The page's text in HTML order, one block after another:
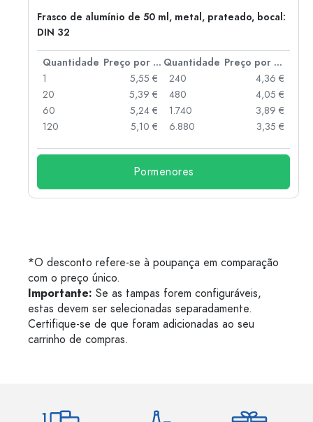
Frasco de alumínio de 50 ml, metal, prateado, bocal:
DIN 32
Quantidade Preço por peça Quantidade
Preço por peça
1
5,55 €
20
5,39 €
60
5,24 €
120
5,10 €
240
4,36 €
480
4,05 €
1.740
3,89 €
6.880
3,35 €
Pormenores
*O desconto refere-se à poupança em comparação
com o preço único.
Importante: Se as tampas forem configuráveis,
estas devem ser selecionadas separadamente.
Certifique-se de que foram adicionadas ao seu
carrinho de compras.